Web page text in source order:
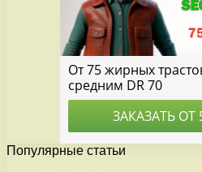
Популярные статьи